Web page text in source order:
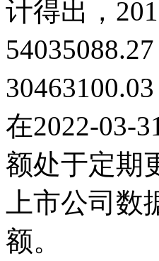
计得出，
在2022-03-
额处于定期
上市公司
额。